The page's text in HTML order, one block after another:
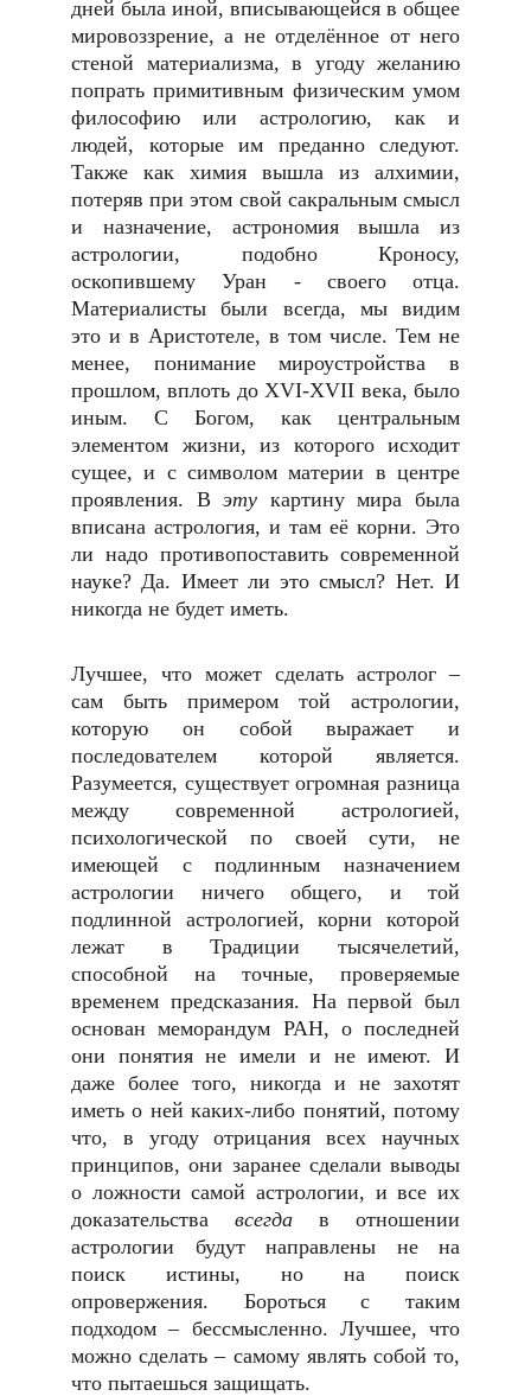
дней была иной, вписывающейся в общее
мировоззрение, а не отделённое от него
стеной материализма, в угоду желанию
попрать примитивным физическим умом
философию или астрологию, как и
людей, которые им преданно следуют.
Также как химия вышла из алхимии,
потеряв при этом свой сакральным смысл
и назначение, астрономия вышла из
астрологии, подобно Кроносу,
оскопившему Уран - своего отца.
Материалисты были всегда, мы видим
это и в Аристотеле, в том числе. Тем не
менее, понимание мироустройства в
прошлом, вплоть до XVI-XVII века, было
иным. С Богом, как центральным
элементом жизни, из которого исходит
сущее, и с символом материи в центре
проявления. Вэту картину мира была
вписана астрология, и там её корни. Это
ли надо противопоставить современной
науке? Да. Имеет ли это смысл? Нет. И
никогда не будет иметь.
Лучшее, что может сделать астролог –
сам быть примером той астрологии,
которую он собой выражает и
последователем которой является.
Разумеется, существует огромная разница
между современной астрологией,
психологической по своей сути, не
имеющей с подлинным назначением
астрологии ничего общего, и той
подлинной астрологией, корни которой
лежат в Традиции тысячелетий,
способной на точные, проверяемые
временем предсказания. На первой был
основан меморандум РАН, о последней
они понятия не имели и не имеют. И
даже более того, никогда и не захотят
иметь о ней каких-либо понятий, потому
что, в угоду отрицания всех научных
принципов, они заранее сделали выводы
о ложности самой астрологии, и все их
доказательства всегда в отношении
астрологии будут направлены не на
поиск истины, но на поиск
опровержения. Бороться с таким
подходом – бессмысленно. Лучшее, что
можно сделать – самому являть собой то,
что пытаешься защищать.